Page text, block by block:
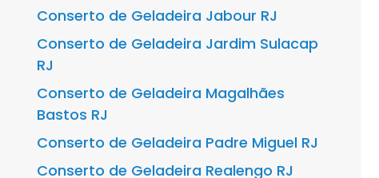
Conserto de Geladeira Jabour RJ
Conserto de Geladeira Jardim Sulacap
RJ
Conserto de Geladeira Magalhães
Bastos RJ
Conserto de Geladeira Padre Miguel RJ
Conserto de Geladeira Realengo RJ